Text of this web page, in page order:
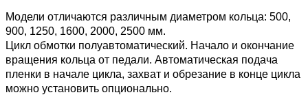
Модели отличаются различным диаметром кольца: 500,
900, 1250, 1600, 2000, 2500 мм.
Цикл обмотки полуавтоматический. Начало и окончание
вращения кольца от педали. Автоматическая подача
пленки в начале цикла, захват и обрезание в конце цикла
можно установить опционально.